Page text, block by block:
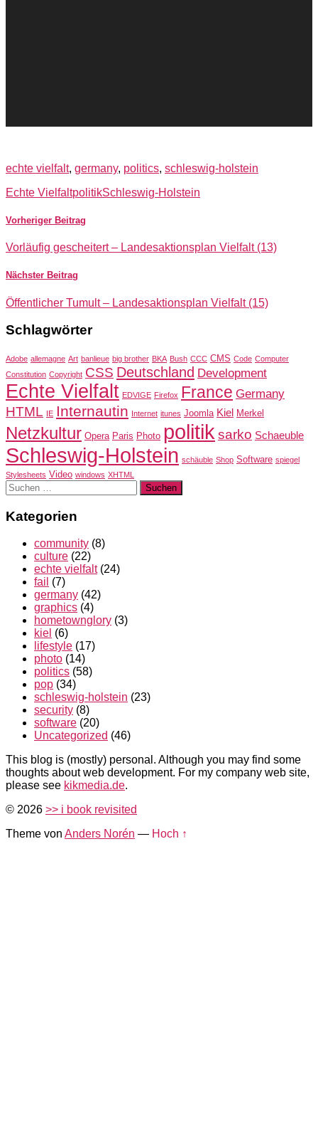
echte vielfalt, germany, politics, schleswig-holstein
Echte VielfaltpolitikSchleswig-Holstein
Vorheriger Beitrag
Vorläufig gescheitert – Landesaktionsplan Vielfalt (13)
Nächster Beitrag
Öffentlicher Tumult – Landesaktionsplan Vielfalt (15)
Schlagwörter
Adobe allemagne Art banlieue big brother BKA Bush CCC CMS Code Computer
Constitution Copyright CSS Deutschland Development
Echte Vielfalt EDVIGE Firefox France Germany
HTML IE Internautin Internet itunes Joomla Kiel Merkel
Netzkultur Opera Paris Photo politik sarko Schaeuble
Schleswig-Holstein schäuble Shop Software spiegel
Stylesheets Video windows XHTML
Suchen
nach:
Kategorien
community (8)
culture (22)
echte vielfalt(24)
fail (7)
germany (42)
graphics (4)
hometownglory (3)
kiel (6)
lifestyle (17)
photo (14)
politics (58)
pop (34)
schleswig-holstein (23)
security (8)
software (20)
Uncategorized (46)
This blog is (mostly) personal. Although you may find some
thoughts about web development. For my company web site,
please see kikmedia.de.
© 2026 >> i book revisited
Theme von Anders Norén — Hoch ↑